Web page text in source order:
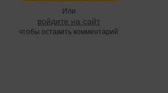
Или
войдите на сайт
чтобы оставить комментарий